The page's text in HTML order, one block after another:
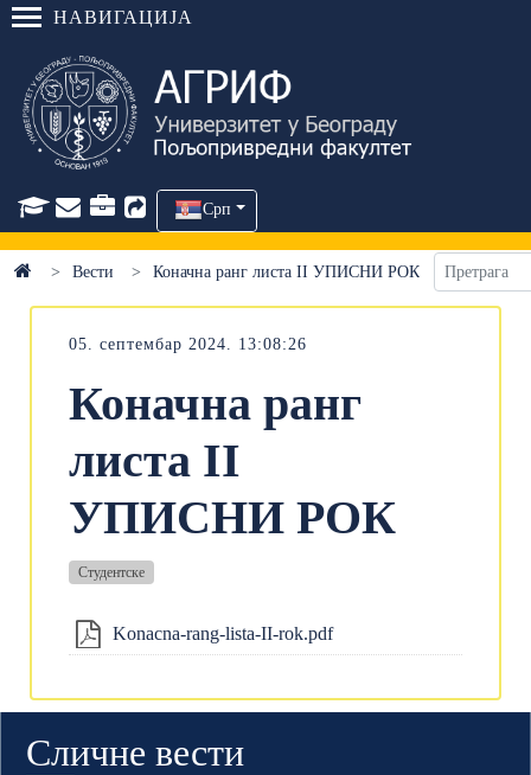
НАВИГАЦИЈА
Срп
Вести Коначна ранг листа II УПИСНИ РОК
05. септембар 2024. 13:08:26
Коначна ранг
листа II
УПИСНИ РОК
Студентске
Konacna-rang-lista-II-rok.pdf
Сличне вести